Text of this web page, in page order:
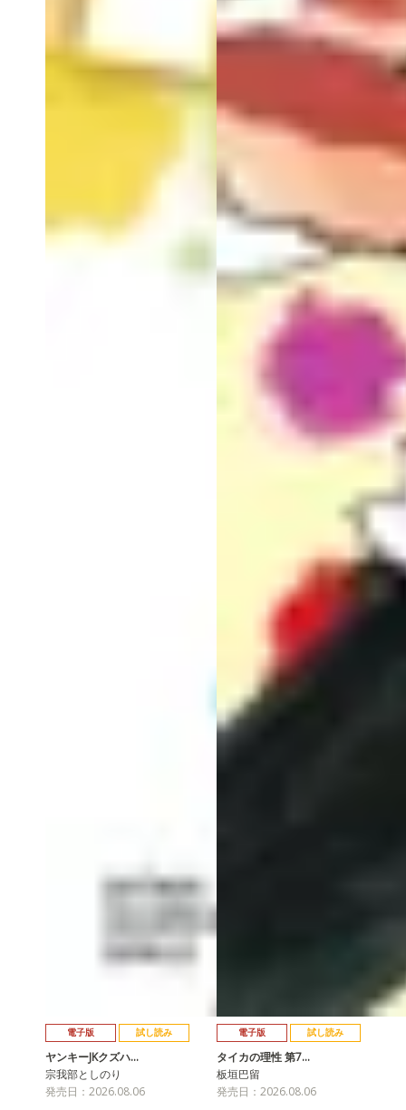
電子版 試し読み
ヤンキーJKクズハ…
宗我部としのり
発売日：2026.08.06
電子版 試し読み
タイカの理性 第7…
板垣巴留
発売日：2026.08.06